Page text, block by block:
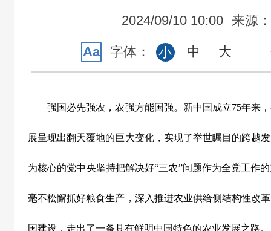
2024/09/10 10:00 来源
Aa 字体： 小 中 大
强国必先强农，农强方能国强。新中国成立75年来
展呈现出翻天覆地的巨大变化，实现了举世瞩目的跨越
为核心的党中央坚持把解决好“三农”问题作为全党工作
毫不松懈抓好粮食生产，深入推进农业供给侧结构性改
国建设，走出了一条具有鲜明中国特色的农业发展之路。